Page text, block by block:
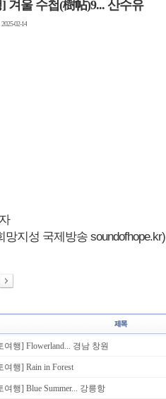
겨울 수첩(樹帖)9... 산수유
2025-02-14
지성 국제방송 soundofhope.kr)
여행] Flowerland... 경남 창원
여행] Rain in Forest
여행] Blue Summer... 강릉항